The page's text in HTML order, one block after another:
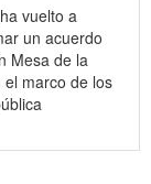
vuelto a
un acuerdo
Mesa de la
el marco de los